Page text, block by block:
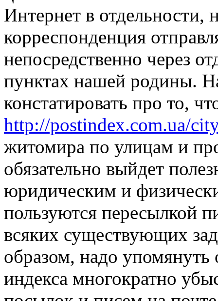
Интернет в отдельности,
корреспонденция
непосредственно через
пунктах нашей родины.
констатировать про то,
http://postindex.com.ua/
житомира по улицам и
обязательно выйдет
юридическим и
пользуются пересылкой
всяких существующих
образом, надо упомянуть
индекса многократно